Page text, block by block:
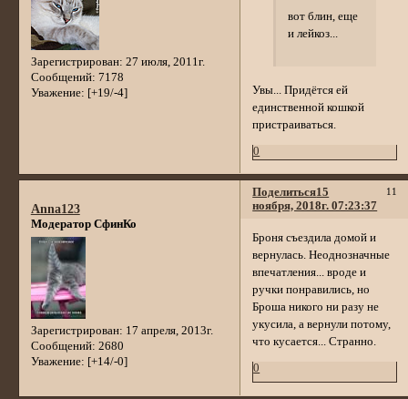
Зарегистрирован: 27 июля, 2011г.
Сообщений: 7178
Уважение: [+19/-4]
вот блин, еще
и лейкоз...
Увы... Придётся ей
единственной кошкой
пристраиваться.
0
Поделиться 11
15
ноября, 2018г. 07:23:37
Anna123
Модератор СфинКо
Зарегистрирован: 17 апреля, 2013г.
Сообщений: 2680
Уважение: [+14/-0]
Броня съездила домой и
вернулась. Неоднозначные
впечатления... вроде и
ручки понравились, но
Броша никого ни разу не
укусила, а вернули потому,
что кусается... Странно.
0